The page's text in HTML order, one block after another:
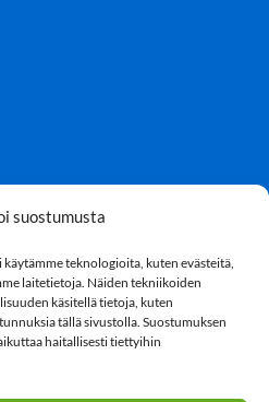
suostumusta
teknologioita, kuten evästeitä,
laitetietoja. Näiden tekniikoiden
käsitellä tietoja, kuten
tällä sivustolla. Suostumuksen
haitallisesti tiettyihin